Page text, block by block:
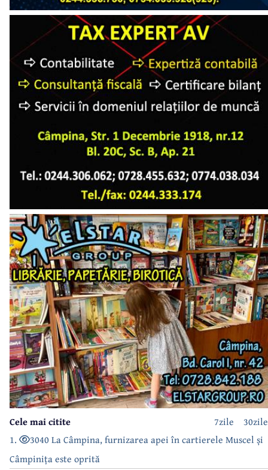
30zile
7zile
Cele mai citite
1.
3040 La Câmpina, furnizarea apei în cartierele Muscel și
Câmpinița este oprită